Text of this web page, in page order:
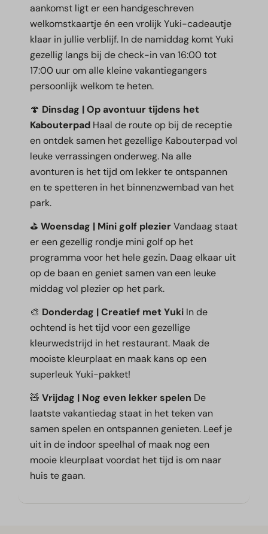
aankomst ligt er een handgeschreven
welkomstkaartje én een vrolijk Yuki-cadeautje
klaar in jullie verblijf. In de namiddag komt Yuki
gezellig langs bij de check-in van 16:00 tot
17:00 uur om alle kleine vakantiegangers
persoonlijk welkom te heten.
🍄 Dinsdag | Op avontuur tijdens het
Kabouterpad Haal de route op bij de receptie
en ontdek samen het gezellige Kabouterpad vol
leuke verrassingen onderweg. Na alle
avonturen is het tijd om lekker te ontspannen
en te spetteren in het binnenzwembad van het
park.
⛳Woensdag | Mini golf plezierVandaag staat
er een gezellig rondje mini golf op het
programma voor het hele gezin. Daag elkaar uit
op de baan en geniet samen van een leuke
middag vol plezier op het park.
🎨 Donderdag | Creatief met Yuki In de
ochtend is het tijd voor een gezellige
kleurwedstrijd in het restaurant. Maak de
mooiste kleurplaat en maak kans op een
superleuk Yuki-pakket!
🧸Vrijdag | Nog even lekker spelen De
laatste vakantiedag staat in het teken van
samen spelen en ontspannen genieten. Leef je
uit in de indoor speelhal of maak nog een
mooie kleurplaat voordat het tijd is om naar
huis te gaan.